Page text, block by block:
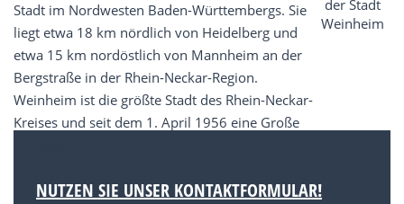
Stadt im Nordwesten Baden-Württembergs. Sie
liegt etwa 18 km nördlich von Heidelberg und
etwa 15 km nordöstlich von Mannheim an der
Bergstraße in der Rhein-Neckar-Region.
Weinheim ist die größte Stadt des Rhein-Neckar-
Kreises und seit dem 1. April 1956 eine Große
NUTZEN SIE UNSER KONTAKTFORMULAR!